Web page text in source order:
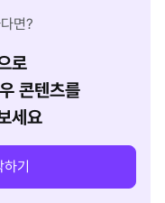
면?
로
콘텐츠를
세요
기